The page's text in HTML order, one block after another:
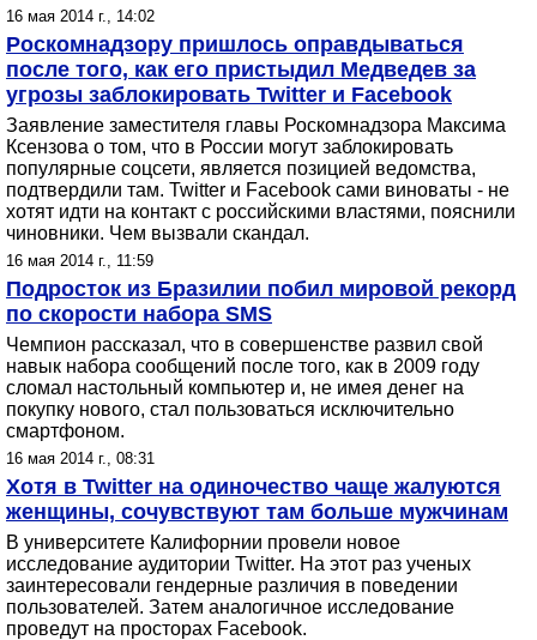
16 мая 2014 г., 14:02
Роскомнадзору пришлось оправдываться
после того, как его пристыдил Медведев за
угрозы заблокировать Twitter и Facebook
Заявление заместителя главы Роскомнадзора Максима
Ксензова о том, что в России могут заблокировать
популярные соцсети, является позицией ведомства,
подтвердили там. Twitter и Facebook сами виноваты - не
хотят идти на контакт с российскими властями, пояснили
чиновники. Чем вызвали скандал.
16 мая 2014 г., 11:59
Подросток из Бразилии побил мировой рекорд
по скорости набора SMS
Чемпион рассказал, что в совершенстве развил свой
навык набора сообщений после того, как в 2009 году
сломал настольный компьютер и, не имея денег на
покупку нового, стал пользоваться исключительно
смартфоном.
16 мая 2014 г., 08:31
Хотя в Twitter на одиночество чаще жалуются
женщины, сочувствуют там больше мужчинам
В университете Калифорнии провели новое
исследование аудитории Twitter. На этот раз ученых
заинтересовали гендерные различия в поведении
пользователей. Затем аналогичное исследование
проведут на просторах Facebook.